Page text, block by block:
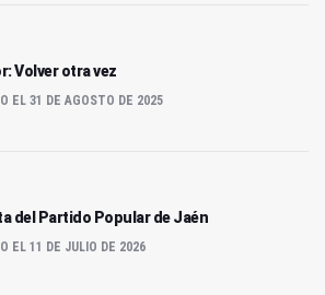
Volver otra vez
EL 31 DE AGOSTO DE 2025
del Partido Popular de Jaén
EL 11 DE JULIO DE 2026